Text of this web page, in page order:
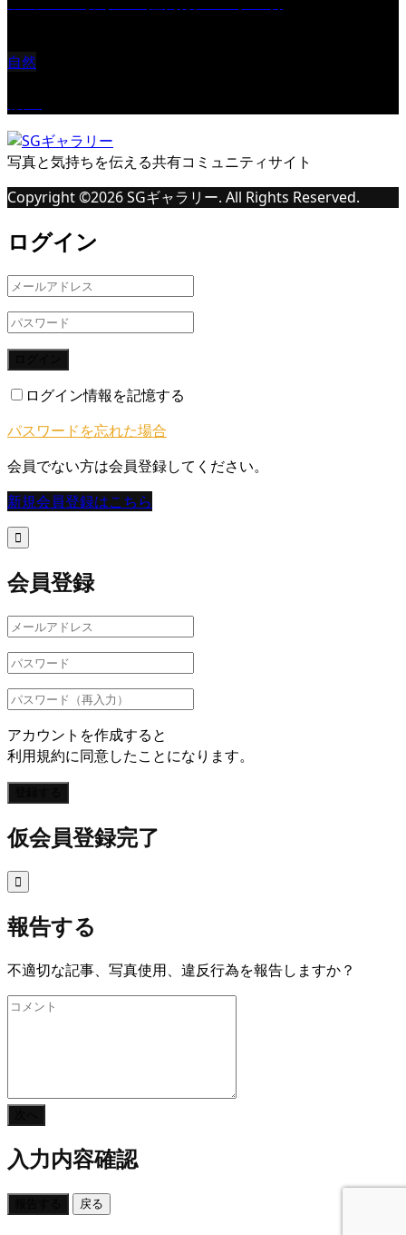
自然
写真と気持ちを伝える共有コミュニティサイト
Copyright ©2026SGギャラリー. All Rights Reserved.
ログイン
ログイン情報を記憶する
パスワードを忘れた場合
会員でない方は会員登録してください。
新規会員登録はこちら

会員登録
アカウントを作成すると
利用規約に同意したことになります。
仮会員登録完了

報告する
不適切な記事、写真使用、違反行為を報告しますか？
入力内容確認
戻る